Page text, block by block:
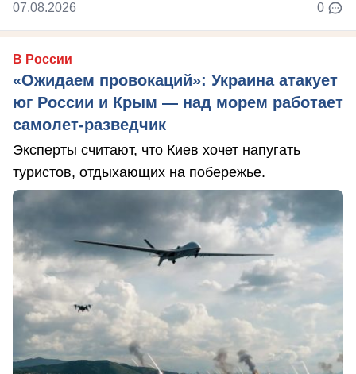
07.08.2026 0
В России
«Ожидаем провокаций»: Украина атакует
юг России и Крым — над морем работает
самолет-разведчик
Эксперты считают, что Киев хочет напугать
туристов, отдыхающих на побережье.